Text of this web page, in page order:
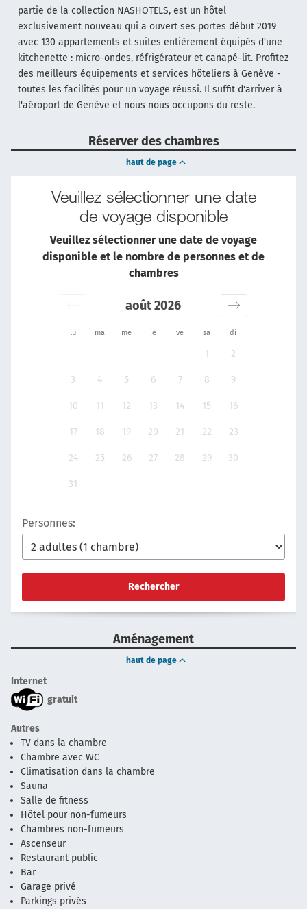
partie de la collection NASHOTELS, est un hôtel
exclusivement nouveau qui a ouvert ses portes début 2019
avec 130 appartements et suites entièrement équipés d'une
kitchenette : micro-ondes, réfrigérateur et canapé-lit. Profitez
des meilleurs équipements et services hôteliers à Genève -
toutes les facilités pour un voyage réussi. Il suffit d'arriver à
l'aéroport de Genève et nous nous occupons du reste.
Réserver des chambres
haut de page
Veuillez sélectionner une date
de voyage disponible
Veuillez sélectionner une date de voyage
disponible et le nombre de personnes et de
chambres
lu ma me je ve sa di
août 2026
1 2
3 4 5 6 7 8 9
10 11 12 13 14 15 16
17 18 19 20 21 22 23
24 25 26 27 28 29 30
31
Personnes:
Rechercher
Aménagement
haut de page
Internet
gratuit
Autres
TV dans la chambre
Chambre avec WC
Climatisation dans la chambre
Sauna
Salle de fitness
Hôtel pour non-fumeurs
Chambres non-fumeurs
Ascenseur
Restaurant public
Bar
Garage privé
Parkings privés